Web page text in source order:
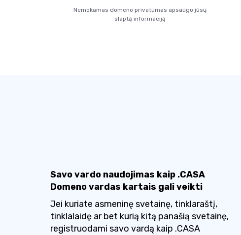
Nemokamas domeno privatumas apsaugo jūsų
slaptą informaciją
Savo vardo naudojimas kaip .CASA
Domeno vardas kartais gali veikti
Jei kuriate asmeninę svetainę, tinklaraštį,
tinklalaidę ar bet kurią kitą panašią svetainę,
registruodami savo vardą kaip .CASA